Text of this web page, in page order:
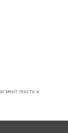
текста и